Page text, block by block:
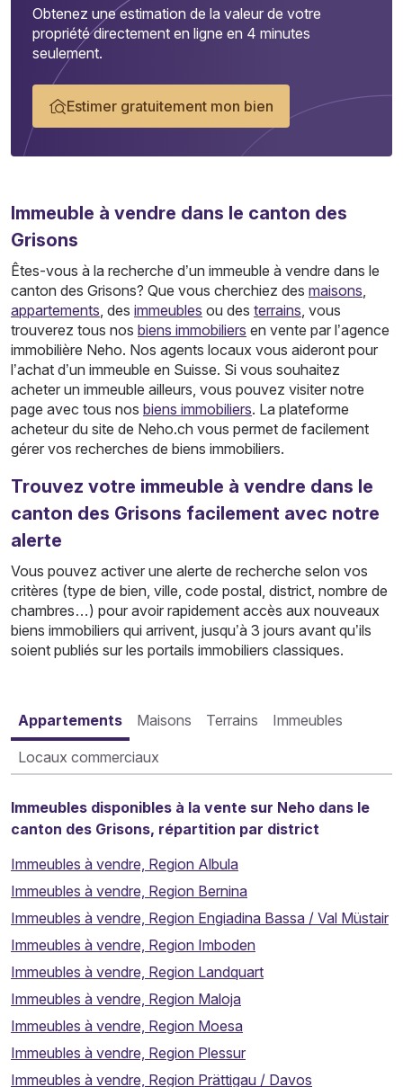
Obtenez une estimation de la valeur de votre
propriété directement en ligne en 4 minutes
seulement.
Estimer gratuitement mon bien
Immeuble à vendre dans le canton des
Grisons
Êtes-vous à la recherche d’un immeuble à vendre dans le
canton des Grisons? Que vous cherchiez des maisons,
appartements, des immeubles ou des terrains, vous
trouverez tous nos biens immobiliers en vente par l’agence
immobilière Neho. Nos agents locaux vous aideront pour
l’achat d’un immeuble en Suisse. Si vous souhaitez
acheter un immeuble ailleurs, vous pouvez visiter notre
page avec tous nos biens immobiliers. La plateforme
acheteur du site de Neho.ch vous permet de facilement
gérer vos recherches de biens immobiliers.
Trouvez votre immeuble à vendre dans le
canton des Grisons facilement avec notre
alerte
Vous pouvez activer une alerte de recherche selon vos
critères (type de bien, ville, code postal, district, nombre de
chambres…) pour avoir rapidement accès aux nouveaux
biens immobiliers qui arrivent, jusqu’à 3 jours avant qu’ils
soient publiés sur les portails immobiliers classiques.
Appartements Maisons Terrains Immeubles
Locaux commerciaux
Immeubles disponibles à la vente sur Neho dans le
canton des Grisons, répartition par district
Immeubles à vendre, Region Albula
Immeubles à vendre, Region Bernina
Immeubles à vendre, Region Engiadina Bassa / Val Müstair
Immeubles à vendre, Region Imboden
Immeubles à vendre, Region Landquart
Immeubles à vendre, Region Maloja
Immeubles à vendre, Region Moesa
Immeubles à vendre, Region Plessur
Immeubles à vendre, Region Prättigau / Davos